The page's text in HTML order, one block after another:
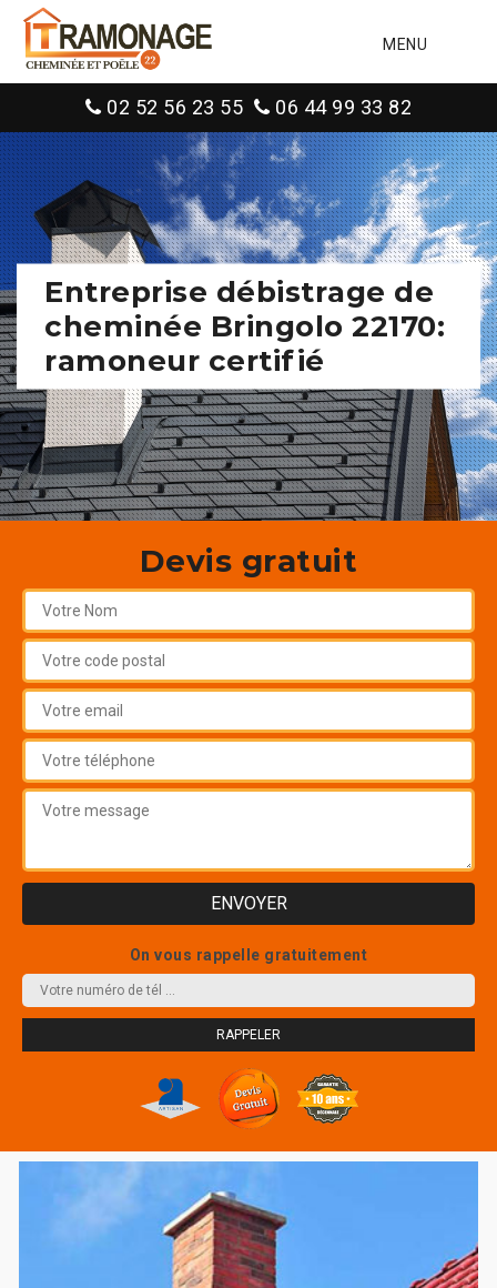
MENU
02 52 56 23 55 06 44 99 33 82
Entreprise débistrage de
cheminée Bringolo 22170:
ramoneur certifié
Devis gratuit
On vous rappelle gratuitement